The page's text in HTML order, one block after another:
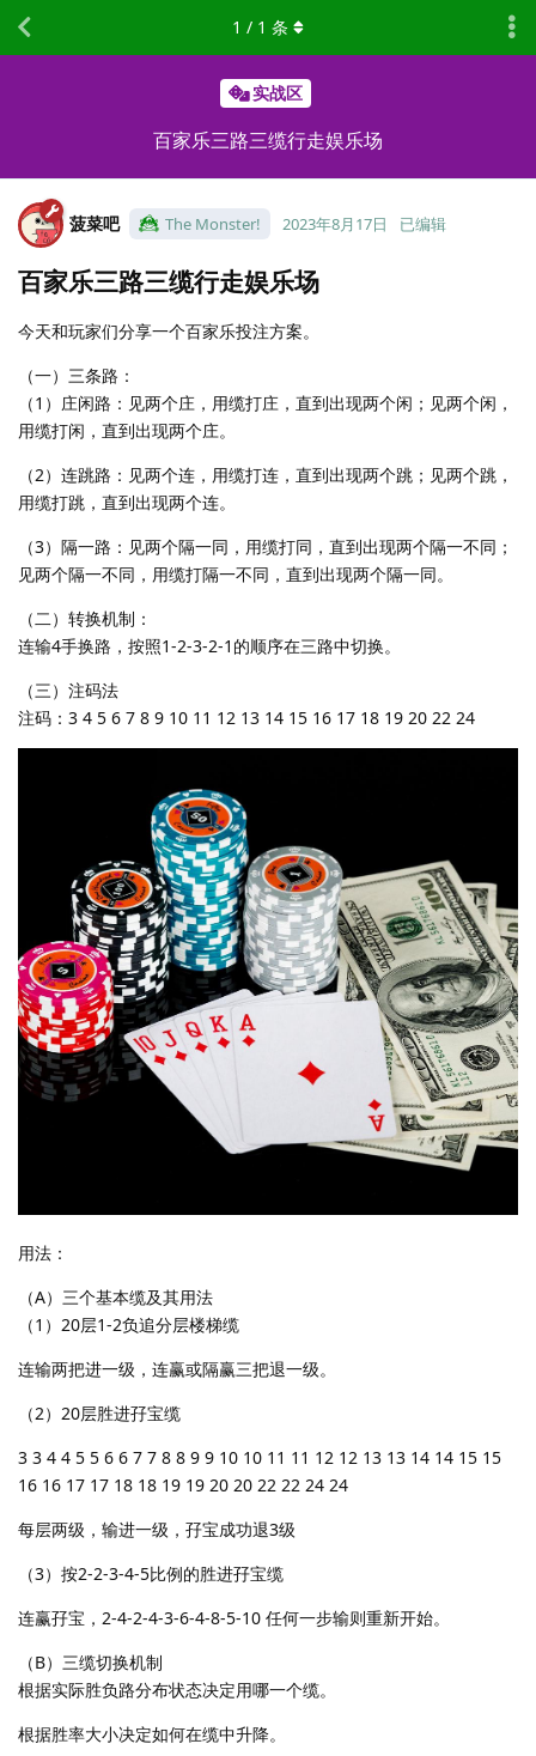
实战区
百家乐三路三缆行走娱乐场
1 / 1 条
菠菜吧 The Monster! 2023年8月17日 已编辑
百家乐三路三缆行走娱乐场
今天和玩家们分享一个百家乐投注方案。
（一）三条路：
（1）庄闲路：见两个庄，用缆打庄，直到出现两个闲；见两个闲，
用缆打闲，直到出现两个庄。
（2）连跳路：见两个连，用缆打连，直到出现两个跳；见两个跳，
用缆打跳，直到出现两个连。
（3）隔一路：见两个隔一同，用缆打同，直到出现两个隔一不同；
见两个隔一不同，用缆打隔一不同，直到出现两个隔一同。
（二）转换机制：
连输4手换路，按照1-2-3-2-1的顺序在三路中切换。
（三）注码法
注码：3 4 5 6 7 8 9 10 11 12 13 14 15 16 17 18 19 20 22 24
用法：
（A）三个基本缆及其用法
（1）20层1-2负追分层楼梯缆
连输两把进一级，连赢或隔赢三把退一级。
（2）20层胜进孖宝缆
3 3 4 4 5 5 6 6 7 7 8 8 9 9 10 10 11 11 12 12 13 13 14 14 15 15
16 16 17 17 18 18 19 19 20 20 22 22 24 24
每层两级，输进一级，孖宝成功退3级
（3）按2-2-3-4-5比例的胜进孖宝缆
连赢孖宝，2-4-2-4-3-6-4-8-5-10 任何一步输则重新开始。
（B）三缆切换机制
根据实际胜负路分布状态决定用哪一个缆。
根据胜率大小决定如何在缆中升降。